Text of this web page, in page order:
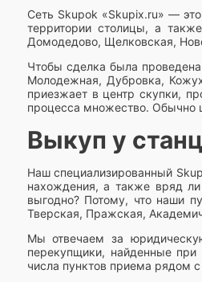
Сеть Skupok «Skupix.ru» —
территории столицы, а
Домодедово, Щелковская,
Чтобы сделка была
Молодежная, Дубровка,
приезжает в центр скупки,
процесса множество. Обычно
Выкуп у
Наш специализированный
нахождения, а также вряд
выгодно? Потому, что наши
Тверская, Пражская,
Мы отвечаем за
перекупщики, найденные при
числа пунктов приема рядом